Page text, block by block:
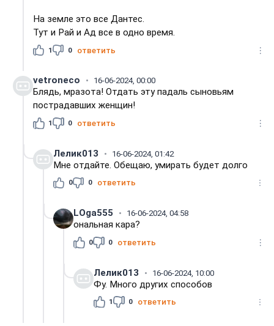
На земле это все Дантес.
Тут и Рай и Ад все в одно время.
1 0 ответить
vetroneco 16-06-2024, 00:00
Блядь, мразота! Отдать эту падаль сыновьям
пострадавших женщин!
1 0 ответить
Лелик013 16-06-2024, 01:42
Мне отдайте. Обещаю, умирать будет долго
0 0 ответить
LOga555 16-06-2024, 04:58
ональная кара?
0 0 ответить
Лелик013 16-06-2024, 10:00
Фу. Много других способов
1 0 ответить